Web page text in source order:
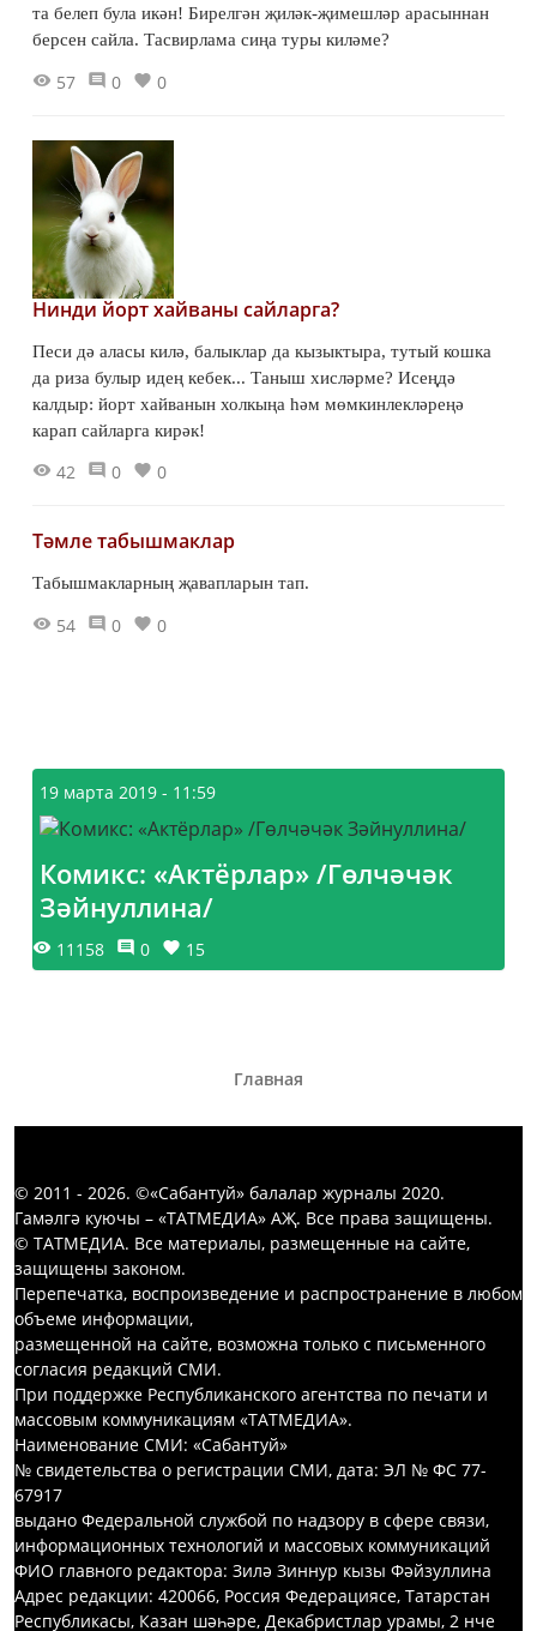
та белеп була икән! Бирелгән җиләк-җимешләр арасыннан
берсен сайла. Тасвирлама сиңа туры киләме?
57 0 0
Нинди йорт хайваны сайларга?
Песи дә аласы килә, балыклар да кызыктыра, тутый кошка
да риза булыр идең кебек... Таныш хисләрме? Исеңдә
калдыр: йорт хайванын холкыңа һәм мөмкинлекләреңә
карап сайларга кирәк!
42 0 0
Тәмле табышмаклар
Табышмакларның җавапларын тап.
54 0 0
19 марта 2019 - 11:59
Комикс: «Актёрлар» /Гөлчәчәк
Зәйнуллина/
11158 0 15
Главная
© 2011 - 2026. ©«Сабантуй» балалар журналы 2020.
Гамәлгә куючы – «ТАТМЕДИА» АҖ. Все права защищены.
© ТАТМЕДИА. Все материалы, размещенные на сайте,
защищены законом.
Перепечатка, воспроизведение и распространение в любом
объеме информации,
размещенной на сайте, возможна только с письменного
согласия редакций СМИ.
При поддержке Республиканского агентства по печати и
массовым коммуникациям «ТАТМЕДИА».
Наименование СМИ: «Сабантуй»
№ свидетельства о регистрации СМИ, дата: ЭЛ № ФС 77-
67917
выдано Федеральной службой по надзору в сфере связи,
информационных технологий и массовых коммуникаций
ФИО главного редактора: Зилә Зиннур кызы Фәйзуллина
Адрес редакции: 420066, Россия Федерациясе, Татарстан
Республикасы, Казан шәһәре, Декабристлар урамы, 2 нче